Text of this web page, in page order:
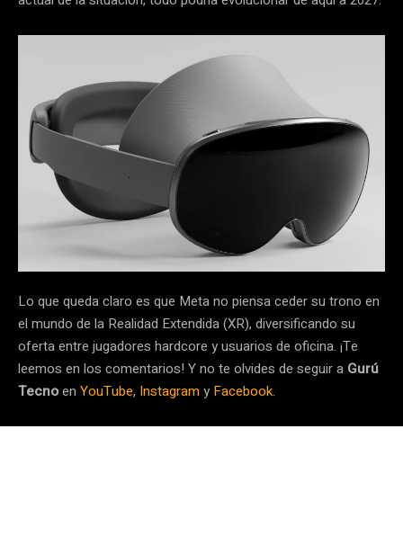
Lo que queda claro es que Meta no piensa ceder su trono en
el mundo de la Realidad Extendida (XR), diversificando su
oferta entre jugadores hardcore y usuarios de oficina. ¡Te
leemos en los comentarios! Y no te olvides de seguir a Gurú
Tecnoen YouTube, Instagramy Facebook.